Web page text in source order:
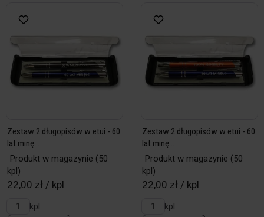
Zestaw 2 długopisów w etui - 60
lat minę...
Produkt w magazynie (50
kpl)
22,00 zł / kpl
kpl
Zestaw 2 długopisów w etui - 60
lat minę...
Produkt w magazynie (50
kpl)
22,00 zł / kpl
kpl